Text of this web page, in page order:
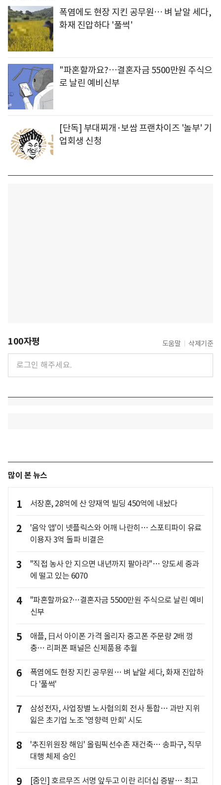
폭염에도 현장 지킨 공무원… 벼 낱알 세다,
화재 진압하다 '풀썩'
"파혼할까요?…결혼자금 5500만원 주식으
로 날린 예비신부
[단독] 부대찌개·보쌈 프랜차이즈 '놀부' 기
업회생 신청
100자평 도움말 삭제기준
많이 본 뉴스
1 서장훈, 28억에 산 양재역 빌딩 450억에 내놨다
2
'음악 앱'이 넷플릭스와 어깨 나란히… 스포티파이 유료
이용자 3억 돌파 비결은
3
"직접 농사 안 지으면 내년까지 팔아라"… 양도세 중과
에 떨고 있는 6070
4
"파혼할까요?…결혼자금 5500만원 주식으로 날린 예비
신부
5
애플, 日서 아이폰 가격 올리자 중고폰 주문량 2배 껑
충… 리퍼폰 패널은 신제품용 추월
6
폭염에도 현장 지킨 공무원… 벼 낱알 세다, 화재 진압하
다 '풀썩'
7
삼성전자, 사업장별 노사협의회 전사 통합… 과반 지위
잃은 초기업 노조 '영향력 만회' 시도
8
'추진위원장 해임' 올림픽선수촌 재건축… 송파구, 직무
대행 체제 승인
9 [줌인] 호르무즈 서명 앞두고 이란 리더십 증발… 최고